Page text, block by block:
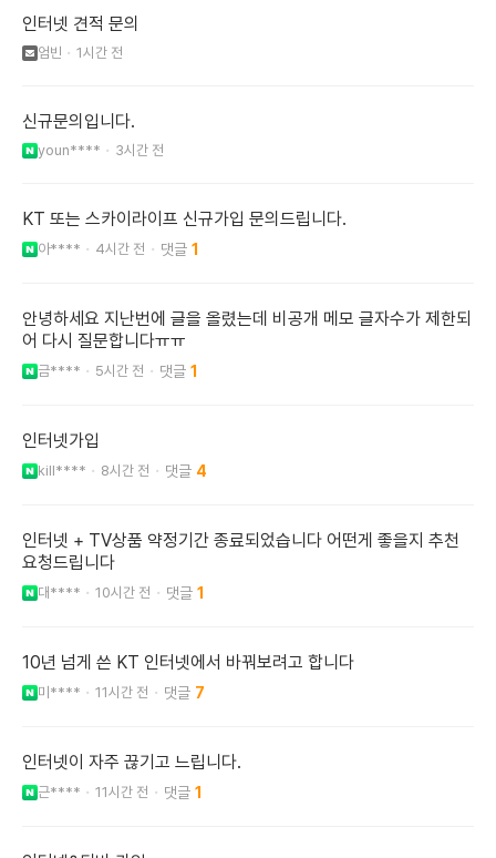
인터넷 견적 문의
엄빈 1시간 전
신규문의입니다.
youn**** 3시간 전
KT 또는 스카이라이프 신규가입 문의드립니다.
아**** 4시간 전 1
안녕하세요 지난번에 글을 올렸는데 비공개 메모 글자수가 제한되
어 다시 질문합니다ㅠㅠ
금**** 5시간 전 1
인터넷가입
kill**** 8시간 전 4
인터넷 + TV상품 약정기간 종료되었습니다 어떤게 좋을지 추천
요청드립니다
대**** 10시간 전 1
10년 넘게 쓴 KT 인터넷에서 바꿔보려고 합니다
미**** 11시간 전 7
인터넷이 자주 끊기고 느립니다.
근**** 11시간 전 1